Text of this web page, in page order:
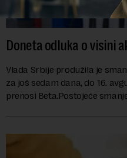
Doneta odluka o visini
Vlada Srbije produžila je
za još sedam dana, do 16.
prenosi Beta.Postojeće